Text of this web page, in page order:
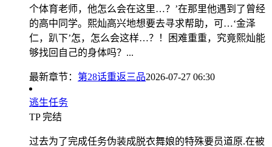
个体育老师，他怎么会在这里…？’在那里他遇到了曾经
的高中同学。熙灿高兴地想要去寻求帮助，可…‘金泽
仁，趴下’怎，怎么会这样…？！困难重重，究竟熙灿能
够找回自己的身体吗？...
最新章节： 第28话重返三品2026-07-27 06:30
逃生任务
TP 完结
过去为了完成任务伪装成脱衣舞娘的特殊要员道原.在被